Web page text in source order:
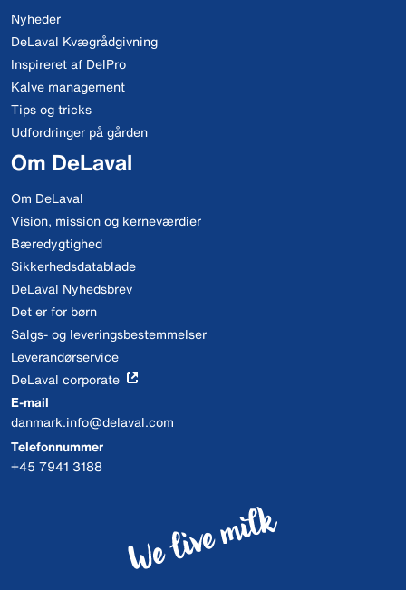
Nyheder
DeLaval Kvægrådgivning
Inspireret af DelPro
Kalve management
Tips og tricks
Udfordringer på gården
Om DeLaval
Om DeLaval
Vision, mission og kerneværdier
Bæredygtighed
Sikkerhedsdatablade
DeLaval Nyhedsbrev
Det er for børn
Salgs- og leveringsbestemmelser
Leverandørservice
DeLaval corporate
E-mail
danmark.info@delaval.com
Telefonnummer
+45 7941 3188